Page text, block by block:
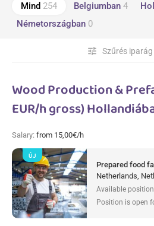
Mind 254 Belgiumban 4
Németországban 0
Szűrés
tune
Wood Production &
EUR/h gross)
Salary: from 15,00€/h
Prepared food
Netherlands,
Available
Position is open
ÚJ